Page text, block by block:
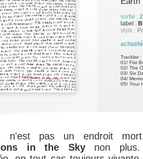
sortie :
label :
style :
achat/
Tracklist :
01/ Fist
02/ The
03/ Six
04/
05/ Your
n'est pas un endroit
in the Skynon plus.